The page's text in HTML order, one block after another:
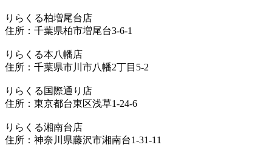
りらくる柏増尾台店
住所：千葉県柏市増尾台3-6-1
りらくる本八幡店
住所：千葉県市川市八幡2丁目5-2
りらくる国際通り店
住所：東京都台東区浅草1-24-6
りらくる湘南台店
住所：神奈川県藤沢市湘南台1-31-11